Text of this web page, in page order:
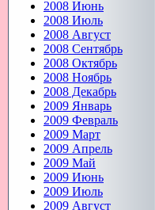
2008 Июнь
2008 Июль
2008 Август
2008 Сентябрь
2008 Октябрь
2008 Ноябрь
2008 Декабрь
2009 Январь
2009 Февраль
2009 Март
2009 Апрель
2009 Май
2009 Июнь
2009 Июль
2009 Август